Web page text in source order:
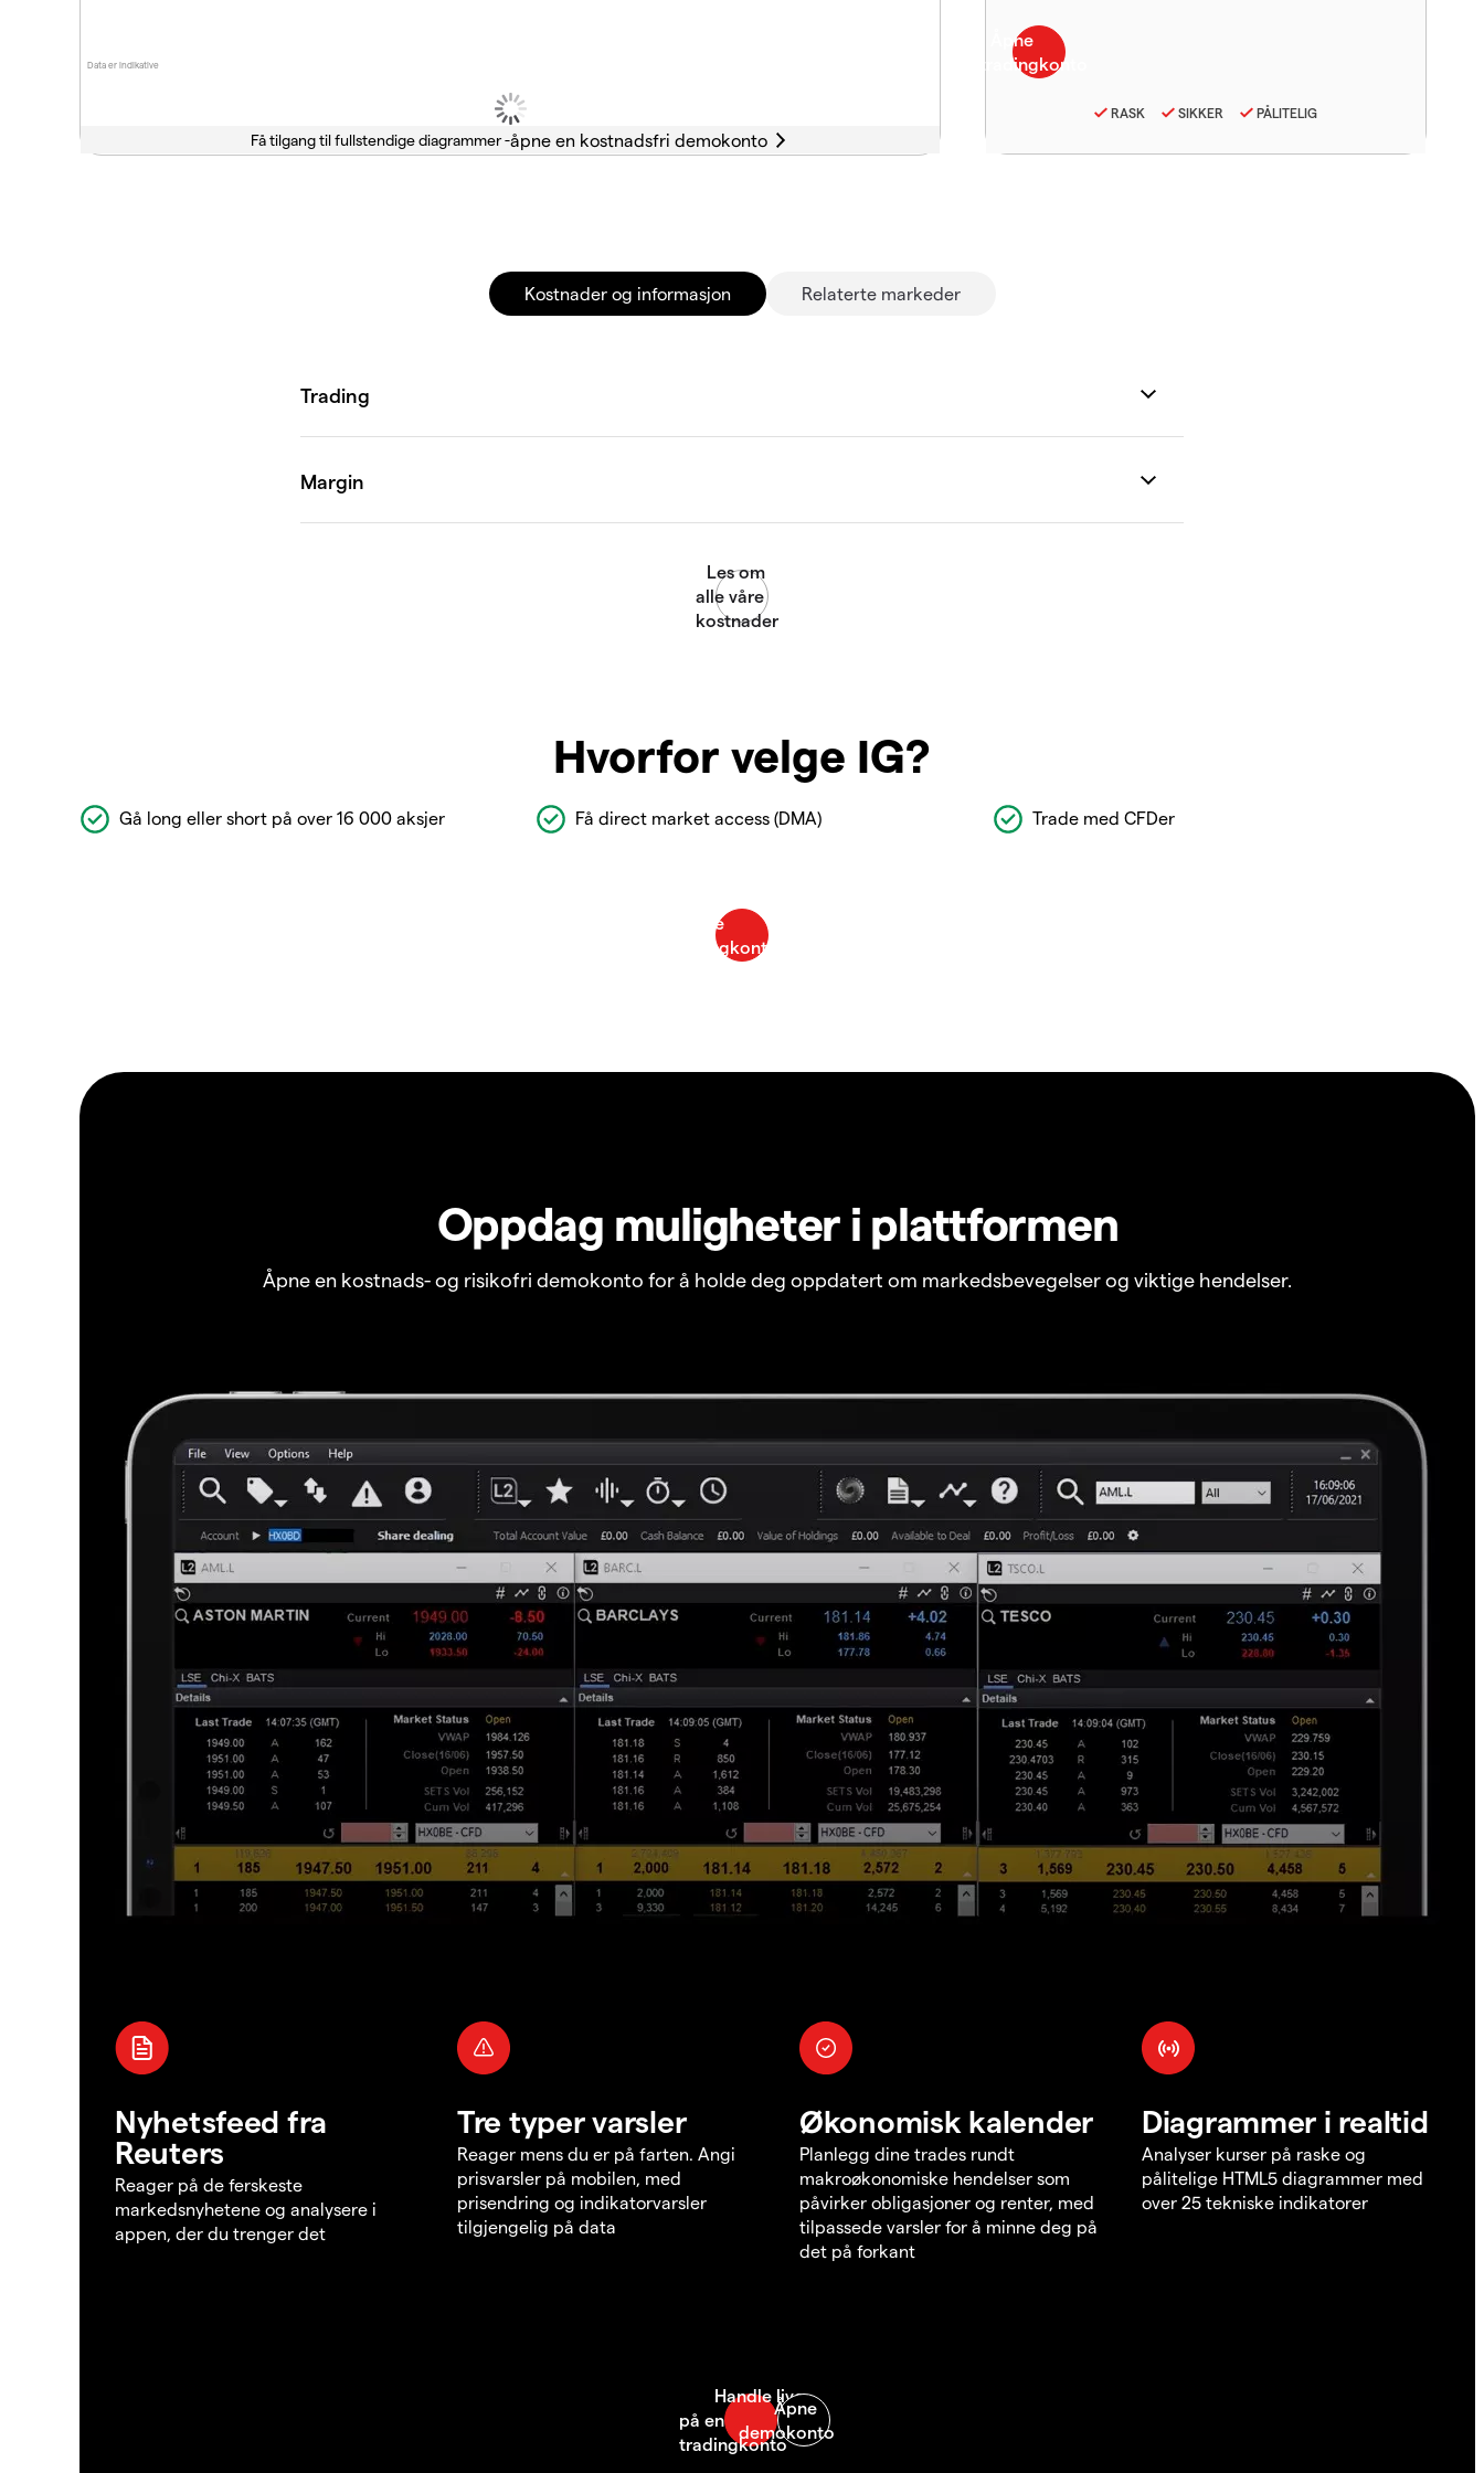
Data er indikative
Få tilgang til fullstendige diagrammer -
RASK SIKKER PÅLITELIG
Kostnader og informasjon Relaterte markeder
Hvorfor velge IG?
Gå long eller short på over 16 000 aksjer Få direct market access (DMA) Trade med CFDer
Oppdag muligheter i plattformen
Åpne en kostnads- og risikofri demokonto for å holde deg oppdatert om markedsbevegelser og viktige hendelser.
Nyhetsfeed fra
Reuters
Reager på de ferskeste
markedsnyhetene og analysere i
appen, der du trenger det
Tre typer varsler
Reager mens du er på farten. Angi
prisvarsler på mobilen, med
prisendring og indikatorvarsler
tilgjengelig på data
Økonomisk kalender
Planlegg dine trades rundt
makroøkonomiske hendelser som
påvirker obligasjoner og renter, med
tilpassede varsler for å minne deg på
det på forkant
Diagrammer i realtid
Analyser kurser på raske og
pålitelige HTML5 diagrammer med
over 25 tekniske indikatorer